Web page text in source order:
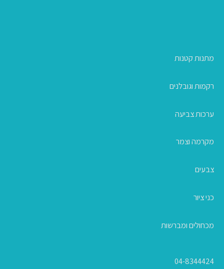
מתנות קטנות
רקמות וגובלנים
ערכות צביעה
מקרמה וצמר
צבעים
כני ציור
מכחולים ומברשות
04-8344424